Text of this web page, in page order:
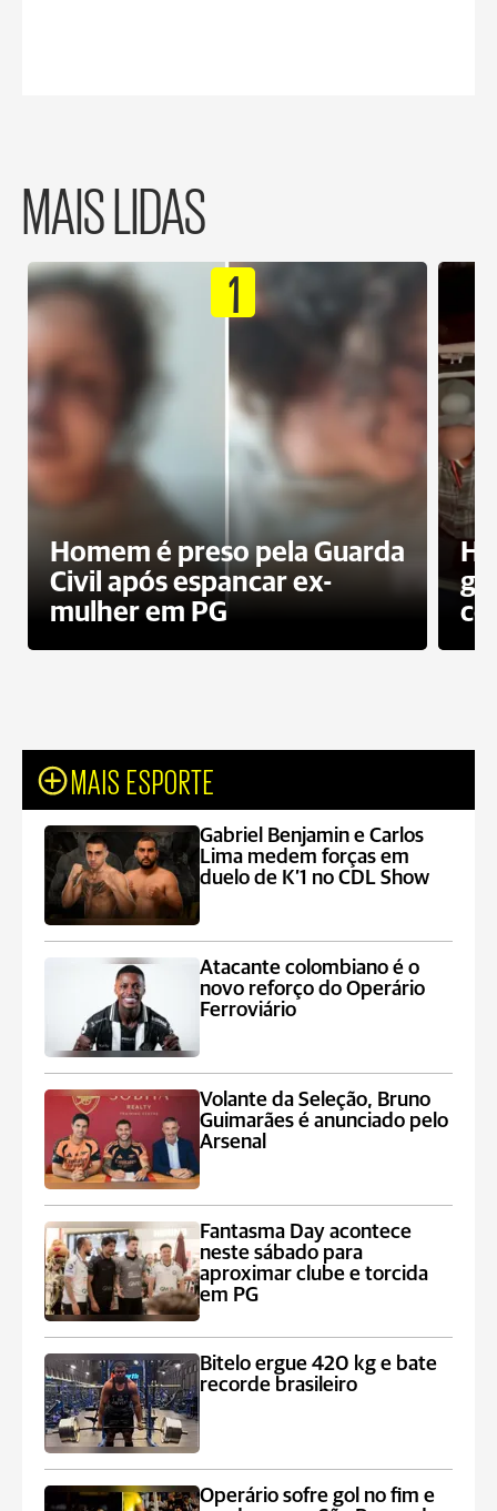
MAIS LIDAS
1
Homem é preso pela Guarda
Civil após espancar ex-
mulher em PG
MAIS ESPORTE
Gabriel Benjamin e Carlos
Lima medem forças em
duelo de K’1 no CDL Show
Atacante colombiano é o
novo reforço do Operário
Ferroviário
Volante da Seleção, Bruno
Guimarães é anunciado pelo
Arsenal
Fantasma Day acontece
neste sábado para
aproximar clube e torcida
em PG
Bitelo ergue 420 kg e bate
recorde brasileiro
Operário sofre gol no fim e